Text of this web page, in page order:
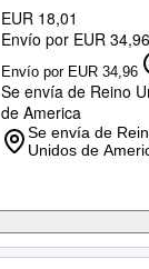
EUR 18,01
Envío por EUR 34,96
Envío por EUR 34,96
Se envía de Reino
de America
Se envía de
Unidos de